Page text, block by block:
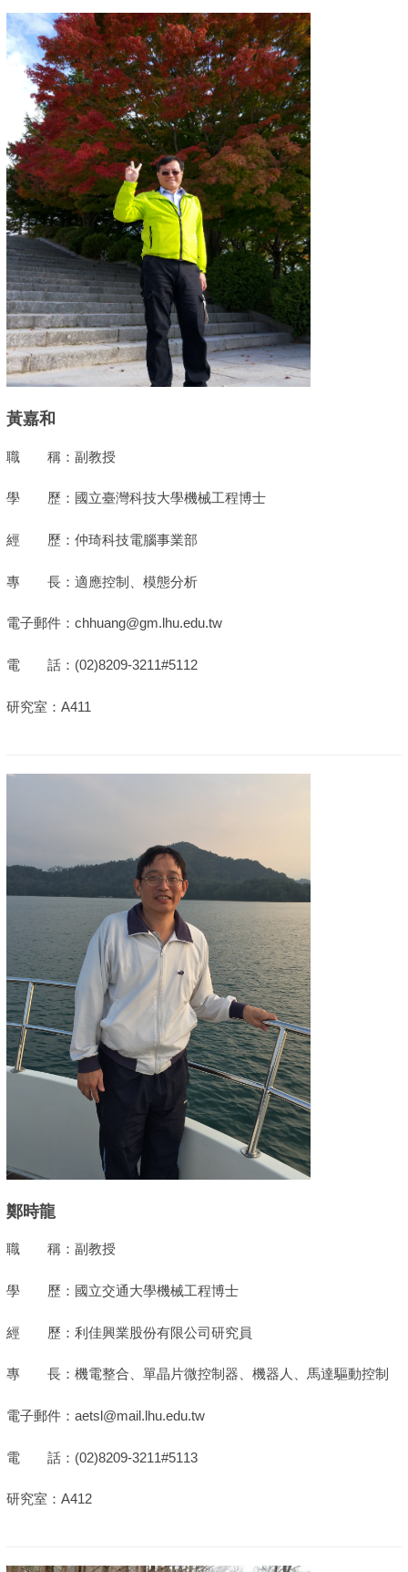
黃嘉和
職 稱：副教授
學 歷：國立臺灣科技大學機械工程博士
經 歷：仲琦科技電腦事業部
專 長：適應控制、模態分析
電子郵件：chhuang@gm.lhu.edu.tw
電 話：(02)8209-3211#5112
研究室：A411
鄭時龍
職 稱：副教授
學 歷：國立交通大學機械工程博士
經 歷：利佳興業股份有限公司研究員
專 長：機電整合、單晶片微控制器、機器人、馬達驅動控制
電子郵件：aetsl@mail.lhu.edu.tw
電 話：(02)8209-3211#5113
研究室：A412